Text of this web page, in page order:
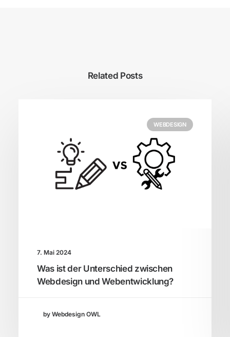
Related Posts
WEBDESIGN
7. Mai 2024
Was ist der Unterschied zwischen
Webdesign und Webentwicklung?
by Webdesign OWL